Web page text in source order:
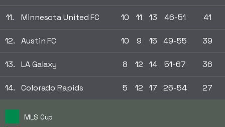
11. Minnesota United FC 10 11 13 46-51 41
12. Austin FC 10 9 15 49-55 39
13. LA Galaxy 8 12 14 51-67 36
14. Colorado Rapids 5 12 17 26-54 27
MLS Cup